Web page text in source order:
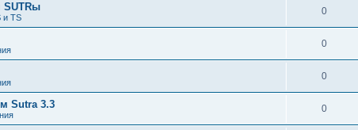
SUTRы
и TS
0
0
0
Sutra 3.3 0